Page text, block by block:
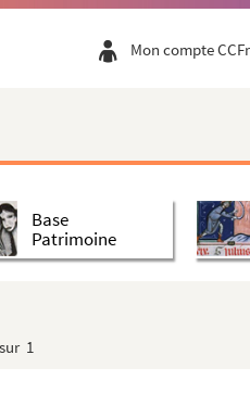
Mon compte CCFr
Base
Patrimoine
1